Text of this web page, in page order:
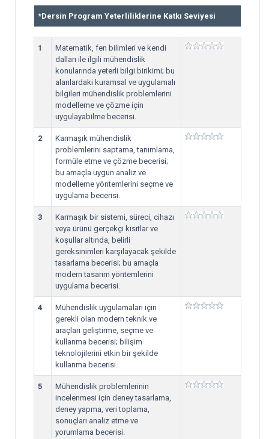
*Dersin Program Yeterliliklerine Katkı Seviyesi
1
Matematik, fen bilimleri ve kendi
dalları ile ilgili mühendislik
konularında yeterli bilgi birikimi; bu
alanlardaki kuramsal ve uygulamalı
bilgileri mühendislik problemlerini
modelleme ve çözme için
uygulayabilme becerisi.
2
Karmaşık mühendislik
problemlerini saptama, tanımlama,
formüle etme ve çözme becerisi;
bu amaçla uygun analiz ve
modelleme yöntemlerini seçme ve
uygulama becerisi.
3
Karmaşık bir sistemi, süreci, cihazı
veya ürünü gerçekçi kısıtlar ve
koşullar altında, belirli
gereksinimleri karşılayacak şekilde
tasarlama becerisi; bu amaçla
modern tasarım yöntemlerini
uygulama becerisi.
4
Mühendislik uygulamaları için
gerekli olan modern teknik ve
araçları geliştirme, seçme ve
kullanma becerisi; bilişim
teknolojilerini etkin bir şekilde
kullanma becerisi.
5
Mühendislik problemlerinin
incelenmesi için deney tasarlama,
deney yapma, veri toplama,
sonuçları analiz etme ve
yorumlama becerisi.